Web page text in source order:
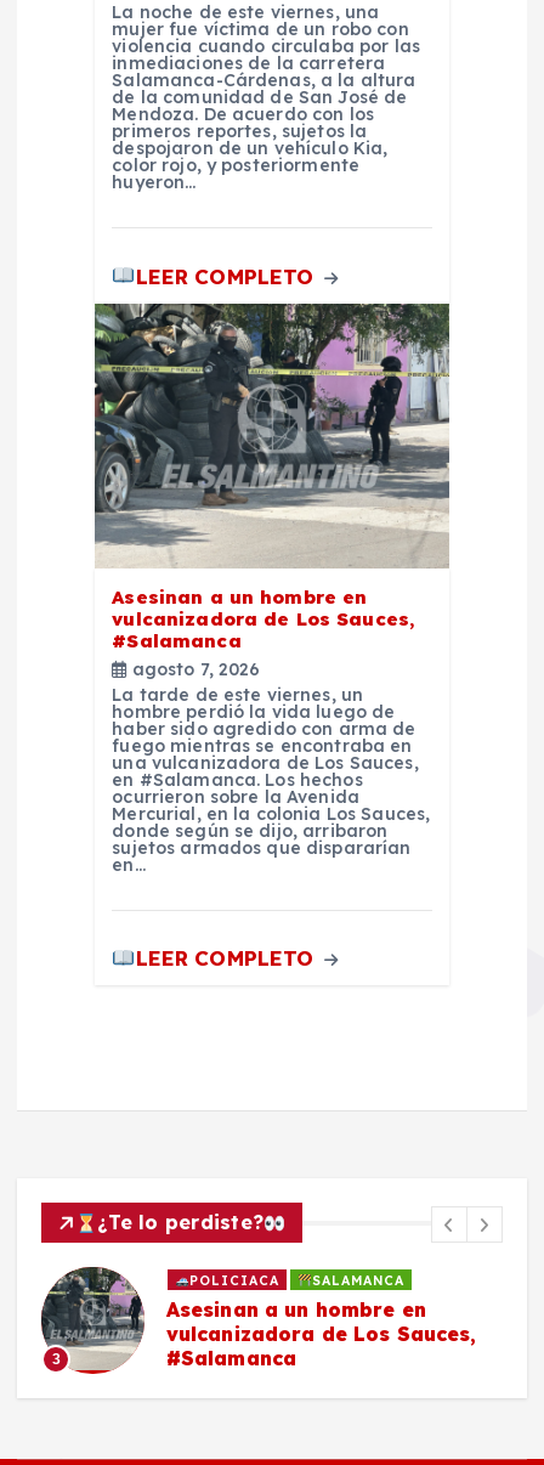
La noche de este viernes, una
mujer fue víctima de un robo con
violencia cuando circulaba por las
inmediaciones de la carretera
Salamanca-Cárdenas, a la altura
de la comunidad de San José de
Mendoza. De acuerdo con los
primeros reportes, sujetos la
despojaron de un vehículo Kia,
color rojo, y posteriormente
huyeron…
LEER COMPLETO
Asesinan a un hombre en
vulcanizadora de Los Sauces,
#Salamanca
agosto 7, 2026
La tarde de este viernes, un
hombre perdió la vida luego de
haber sido agredido con arma de
fuego mientras se encontraba en
una vulcanizadora de Los Sauces,
en #Salamanca. Los hechos
ocurrieron sobre la Avenida
Mercurial, en la colonia Los Sauces,
donde según se dijo, arribaron
sujetos armados que dispararían
en…
LEER COMPLETO
¿Te lo perdiste?
3
POLICIACA SALAMANCA
Asesinan a un hombre en
vulcanizadora de Los Sauces,
#Salamanca